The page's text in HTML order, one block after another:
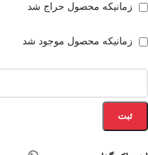
زمانیکه محصول حراج شد
زمانیکه محصول موجود شد
ثبت